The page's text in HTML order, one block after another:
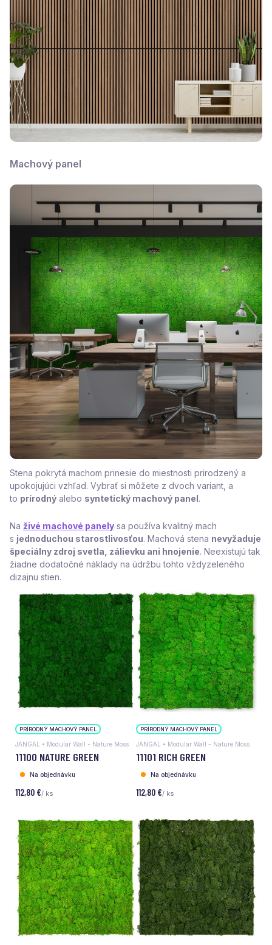
Machový panel
Stena pokrytá machom prinesie do miestnosti prirodzený a
upokojujúci vzhľad. Vybrať si môžete z dvoch variant, a
to prírodný alebo syntetický machový panel.
Na živé machové panely sa používa kvalitný mach
s jednoduchou starostlivosťou. Machová stena nevyžaduje
špeciálny zdroj svetla, zálievku ani hnojenie. Neexistujú tak
žiadne dodatočné náklady na údržbu tohto vždyzeleného
dizajnu stien.
PRÍRODNÝ MACHOVÝ PANEL
JANGAL • Modular Wall - Nature Moss
11100 NATURE GREEN
Na objednávku
112,80 €/ ks
PRÍRODNÝ MACHOVÝ PANEL
JANGAL • Modular Wall - Nature Moss
11101 RICH GREEN
Na objednávku
112,80 €/ ks